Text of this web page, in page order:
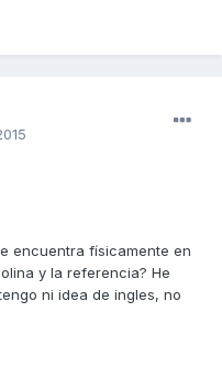
encuentra físicamente en
y la referencia? He
ni idea de ingles, no